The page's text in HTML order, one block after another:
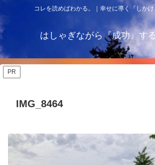
コレを読めばわかる。｜幸せに導く『しか
はしゃぎながら『成功』す
PR
IMG_8464